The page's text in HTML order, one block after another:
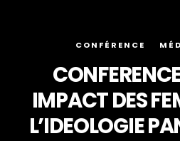
CONFÉRENCE
IMPACT DES
L’IDEOLOGIE